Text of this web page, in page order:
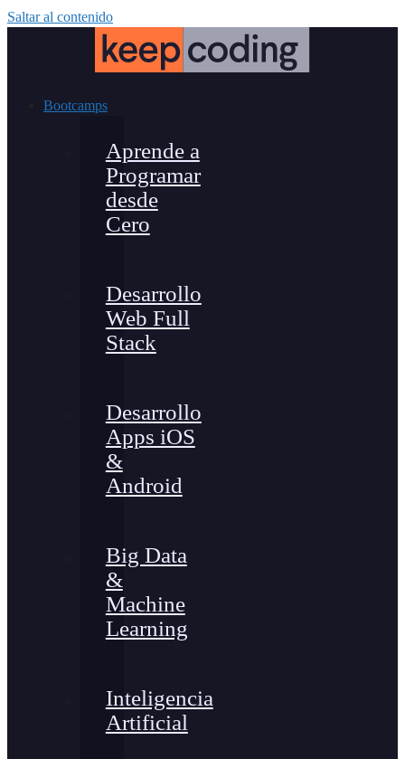
Saltar al contenido
Bootcamps
Aprende a
Programar
desde
Cero
Desarrollo
Web Full
Stack
Desarrollo
Apps iOS
&
Android
Big Data
&
Machine
Learning
Inteligencia
Artificial